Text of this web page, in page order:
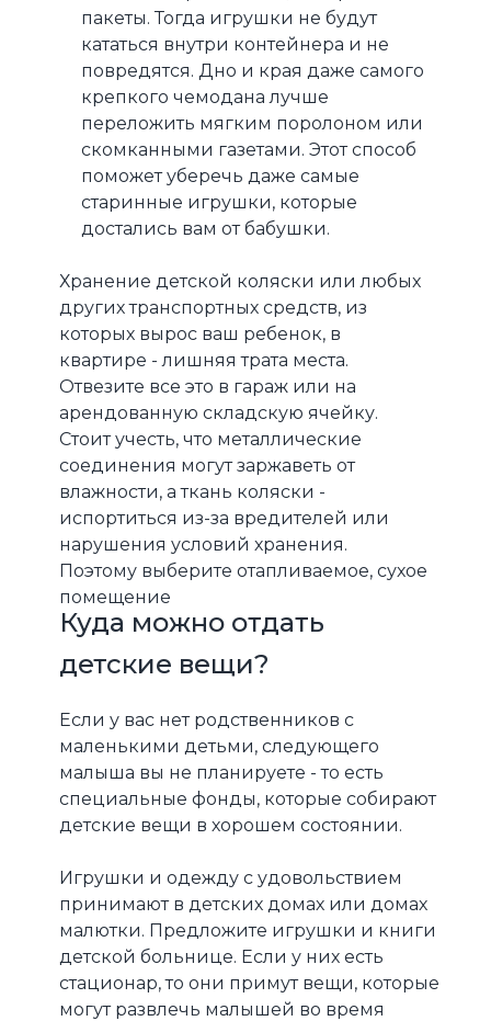
пакеты. Тогда игрушки не будут
кататься внутри контейнера и не
повредятся. Дно и края даже самого
крепкого чемодана лучше
переложить мягким поролоном или
скомканными газетами. Этот способ
поможет уберечь даже самые
старинные игрушки, которые
достались вам от бабушки.
Хранение детской коляски или любых
других транспортных средств, из
которых вырос ваш ребенок, в
квартире - лишняя трата места.
Отвезите все это в гараж или на
арендованную складскую ячейку.
Стоит учесть, что металлические
соединения могут заржаветь от
влажности, а ткань коляски -
испортиться из-за вредителей или
нарушения условий хранения.
Поэтому выберите отапливаемое, сухое
помещение
Куда можно отдать
детские вещи?
Если у вас нет родственников с
маленькими детьми, следующего
малыша вы не планируете - то есть
специальные фонды, которые собирают
детские вещи в хорошем состоянии.
Игрушки и одежду с удовольствием
принимают в детских домах или домах
малютки. Предложите игрушки и книги
детской больнице. Если у них есть
стационар, то они примут вещи, которые
могут развлечь малышей во время